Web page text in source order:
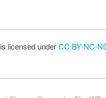
is licensed underCC BY-NC-